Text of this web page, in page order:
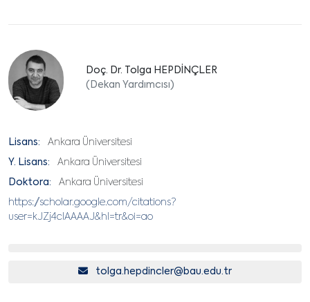
Doç. Dr. Tolga HEPDİNÇLER
(Dekan Yardımcısı)
Lisans: Ankara Üniversitesi
Y. Lisans: Ankara Üniversitesi
Doktora: Ankara Üniversitesi
https://scholar.google.com/citations?
user=kJZj4cIAAAAJ&hl=tr&oi=ao
tolga.hepdincler@bau.edu.tr